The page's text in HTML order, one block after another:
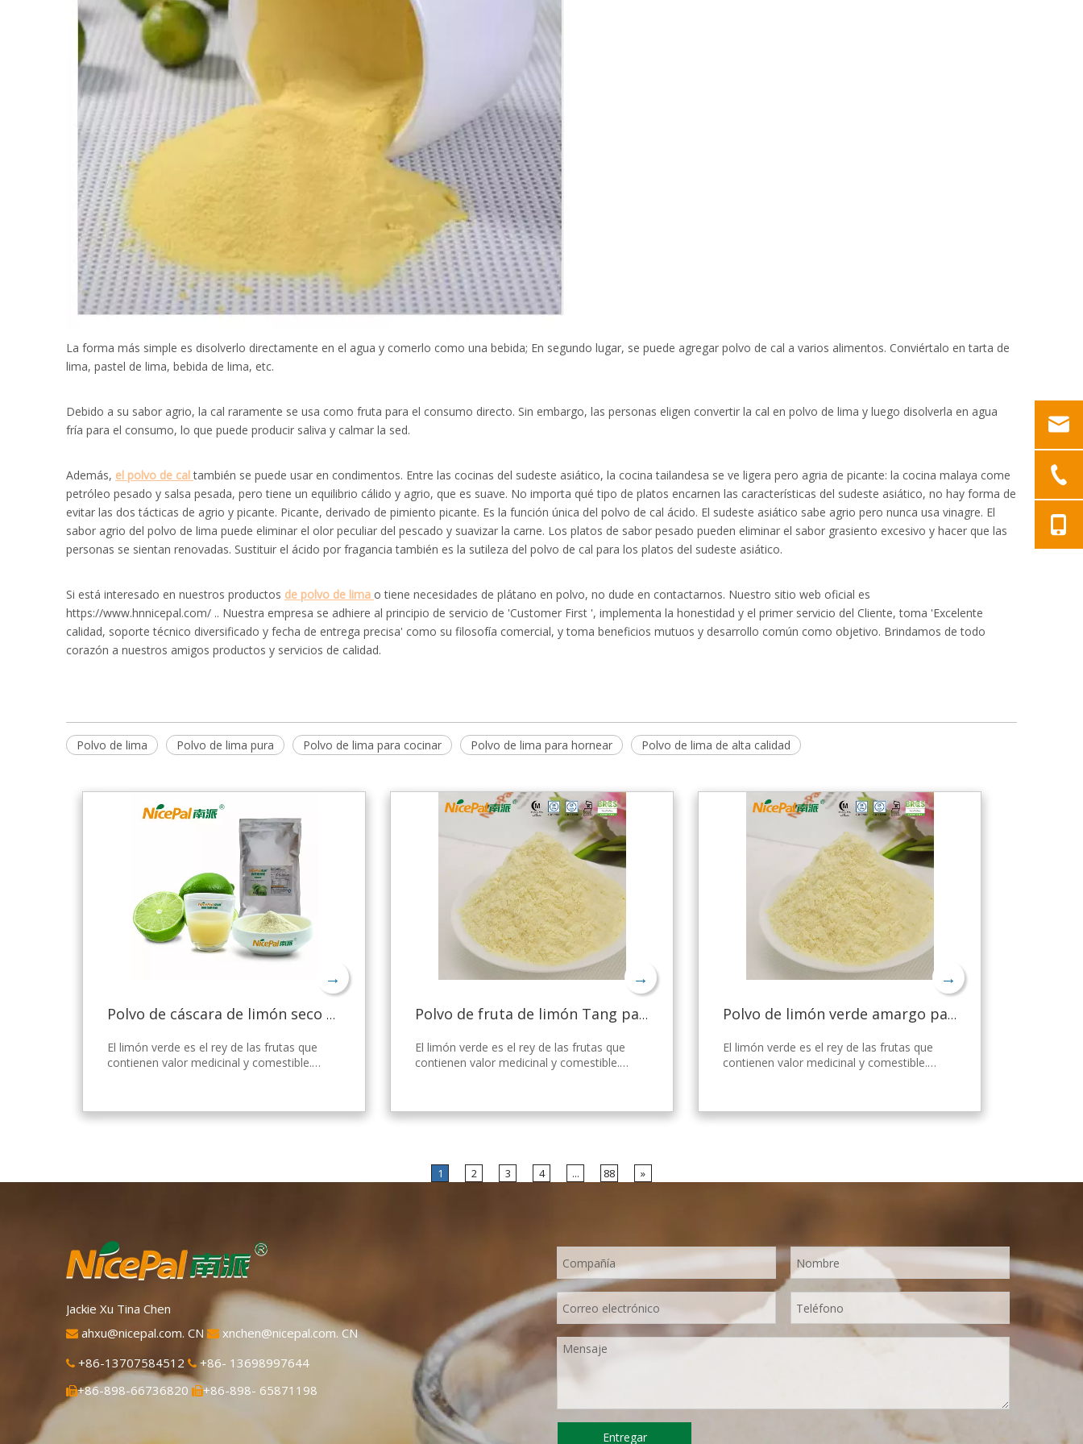
La forma más simple es disolverlo directamente en el agua y comerlo como una bebida; En segundo lugar, se puede agregar polvo de cal a varios alimentos. Conviértalo en tarta de
lima, pastel de lima, bebida de lima, etc.
Debido a su sabor agrio, la cal raramente se usa como fruta para el consumo directo. Sin embargo, las personas eligen convertir la cal en polvo de lima y luego disolverla en agua
fría para el consumo, lo que puede producir saliva y calmar la sed.
Además, el polvo de caltambién se puede usar en condimentos. Entre las cocinas del sudeste asiático, la cocina tailandesa se ve ligera pero agria de picante: la cocina malaya come
petróleo pesado y salsa pesada, pero tiene un equilibrio cálido y agrio, que es suave. No importa qué tipo de platos encarnen las características del sudeste asiático, no hay forma de
evitar las dos tácticas de agrio y picante. Picante, derivado de pimiento picante. Es la función única del polvo de cal ácido. El sudeste asiático sabe agrio pero nunca usa vinagre. El
sabor agrio del polvo de lima puede eliminar el olor peculiar del pescado y suavizar la carne. Los platos de sabor pesado pueden eliminar el sabor grasiento excesivo y hacer que las
personas se sientan renovadas. Sustituir el ácido por fragancia también es la sutileza del polvo de cal para los platos del sudeste asiático.
Si está interesado en nuestros productos de polvo de lima o tiene necesidades de plátano en polvo, no dude en contactarnos. Nuestro sitio web oficial es
https://www.hnnicepal.com/ .. Nuestra empresa se adhiere al principio de servicio de 'Customer First ', implementa la honestidad y el primer servicio del Cliente, toma 'Excelente
calidad, soporte técnico diversificado y fecha de entrega precisa' como su filosofía comercial, y toma beneficios mutuos y desarrollo común como objetivo. Brindamos de todo
corazón a nuestros amigos productos y servicios de calidad.
Polvo de lima Polvo de lima pura Polvo de lima para cocinar Polvo de lima para hornear Polvo de lima de alta calidad
→
Polvo de cáscara de limón seco a granel
El limón verde es el rey de las frutas que
contienen valor medicinal y comestible.
con la tecnología y el procesamiento de
secado por aspersión más avanzados del
→
Polvo de fruta de limón Tang para gelatina
El limón verde es el rey de las frutas que
contienen valor medicinal y comestible.
con la tecnología y el procesamiento de
secado por aspersión más avanzados del
instantáneamente, fácil de usar.
→
Polvo de limón verde amargo para bajar de peso
El limón verde es el rey de las frutas que
contienen valor medicinal y comestible.
con la tecnología y el procesamiento de
secado por aspersión más avanzados del
1 2 3 4 ... 88 »
Jackie Xu Tina Chen
 ahxu@nicepal.com. CN  xnchen@nicepal.com. CN
 +86-13707584512  +86- 13698997644
+86-898-66736820 +86-898- 65871198
Entregar